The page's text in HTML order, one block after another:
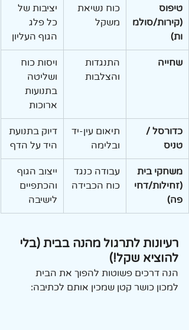
טיפוס
(קירות/סולמ
ות)
כוח נשיאת
משקל
יציבות של
כל פלג
הגוף העליון
שחייה
התנגדות
והצלבות
ויסות כוח
ושליטה
בתנועות
ארוכות
כדורסל /
טניס
תיאום עין-יד
ובלימה
דיוק בתנועת
היד על הדף
משחקי בית
(זחילות/דחי
פה)
עבודה כנגד
כוח הכבידה
ייצוב הגוף
והכתפיים
לישיבה
רעיונות לתרגול מהנה בבית (בלי
להוציא שקל!)
הנה דרכים פשוטות להפוך את הבית
למכון כושר קטן שמכין אותם לכתיבה: